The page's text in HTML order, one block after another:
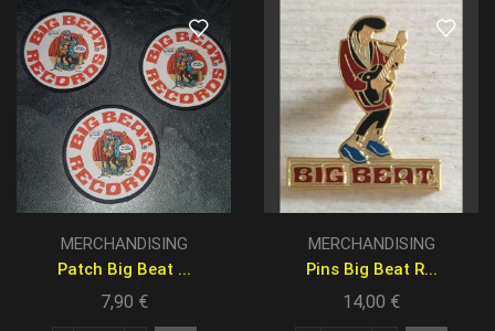
MERCHANDISING
Patch Big Beat ...
7,90 €
MERCHANDISING
Pins Big Beat R...
14,00 €